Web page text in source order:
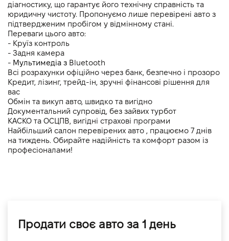
діагностику, що гарантує його технічну справність та
юридичну чистоту. Пропонуємо лише перевірені авто з
підтвердженим пробігом у відмінному стані.
Переваги цього авто:
- Круїз контроль
- Задня камера
- Мультимедіа з Bluetooth
Всі розрахунки офіційно через банк, безпечно і прозоро
Кредит, лізинг, трейд-ін, зручні фінансові рішення для
вас
Обмін та викуп авто, швидко та вигідно
Документальний супровід, без зайвих турбот
КАСКО та ОСЦПВ, вигідні страхові програми
Найбільший салон перевірених авто , працюємо 7 днів
на тиждень. Обирайте надійність та комфорт разом із
професіоналами!
Продати своє авто за 1 день